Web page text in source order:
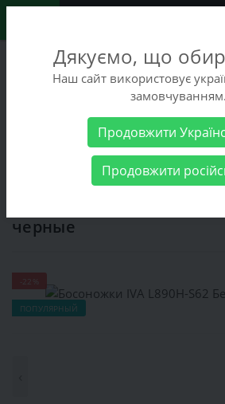
Женские товары Женская обувь
IVA L890H-S62 Бежево - черные
черные
-22%
ПОПУЛЯРНЫЙ
Дякуємо, що
Наш сайт використовує
замовчуванням.
Продовжити
Продовжити